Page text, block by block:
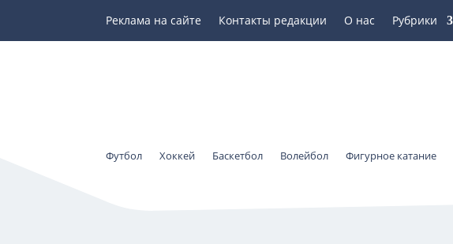
Реклама на сайте Контакты редакции О нас Рубрики
Футбол Хоккей Баскетбол Волейбол Фигурное катание